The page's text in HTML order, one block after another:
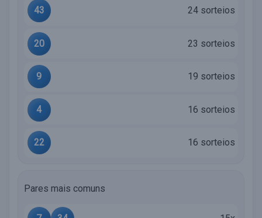
43 24 sorteios
20 23 sorteios
9 19 sorteios
4 16 sorteios
22 16 sorteios
Pares mais comuns